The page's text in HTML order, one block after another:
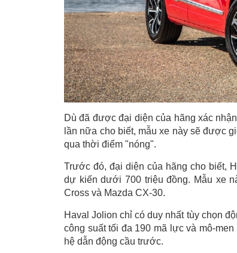
Dù đã được đại diện của hãng xác
lần nữa cho biết, mẫu xe này sẽ được
qua thời điểm "nóng".
Trước đó, đại diện của hãng cho biết,
dự kiến dưới 700 triệu đồng. Mẫu xe
Cross và Mazda CX-30.
Haval Jolion chỉ có duy nhất tùy chọn
công suất tối đa 190 mã lực và mô-
hệ dẫn động cầu trước.